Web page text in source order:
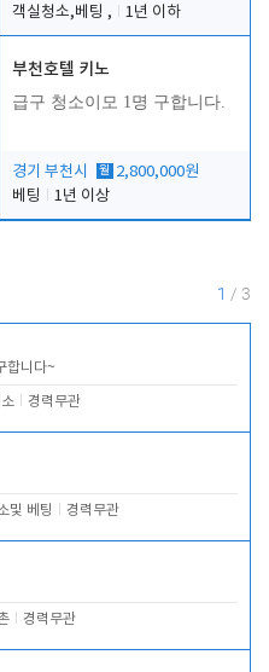
객실청소,베팅 ,
1년 이하
부천호텔 키노
급구 청소이모 1명 구합니다.
경기 부천시 월 2,800,000원
베팅
1년 이상
1 / 3
합니다~
경력무관
및 베팅 경력무관
경력무관